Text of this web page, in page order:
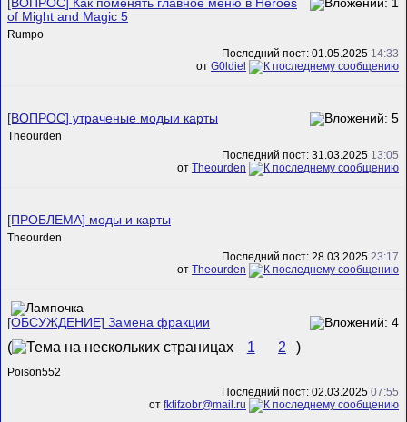
[ВОПРОС] Как поменять главное меню в Heroes
of Might and Magic 5
Rumpo
Последний пост: 01.05.2025 14:33
от G0ldiel
[ВОПРОС] утраченые модыи карты
Theourden
Последний пост: 31.03.2025 13:05
от Theourden
[ПРОБЛЕМА] моды и карты
Theourden
Последний пост: 28.03.2025 23:17
от Theourden
[ОБСУЖДЕНИЕ] Замена фракции
( 1 2 )
Poison552
Последний пост: 02.03.2025 07:55
от fktifzobr@mail.ru